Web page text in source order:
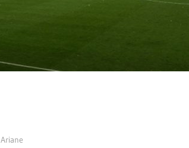
Ariane